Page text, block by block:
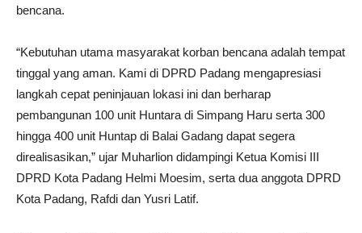
bencana.
“Kebutuhan utama masyarakat korban bencana adalah tempat
tinggal yang aman. Kami di DPRD Padang mengapresiasi
langkah cepat peninjauan lokasi ini dan berharap
pembangunan 100 unit Huntara di Simpang Haru serta 300
hingga 400 unit Huntap di Balai Gadang dapat segera
direalisasikan,” ujar Muharlion didampingi Ketua Komisi III
DPRD Kota Padang Helmi Moesim, serta dua anggota DPRD
Kota Padang, Rafdi dan Yusri Latif.